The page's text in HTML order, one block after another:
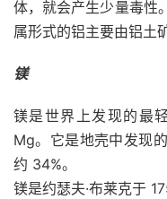
体，就会产生少量毒性
属形式的铝主要由铝土
镁
镁是世界上发现的最
Mg。它是地壳中发现
约 34%。
镁是约瑟夫·布莱克于